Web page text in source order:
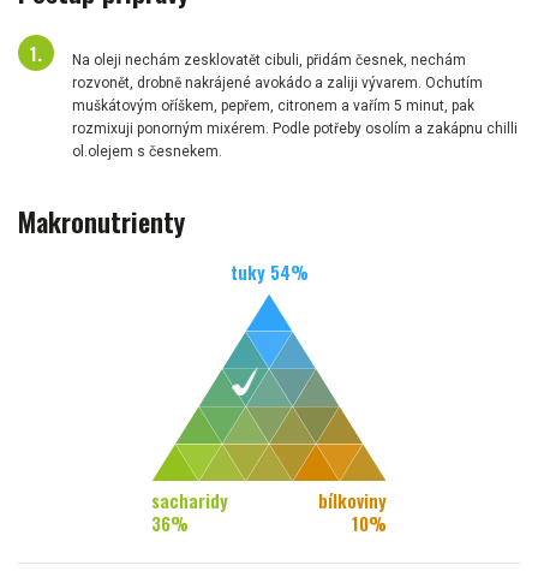
Na oleji nechám zesklovatět cibuli, přidám česnek, nechám
rozvonět, drobně nakrájené avokádo a zaliji vývarem. Ochutím
muškátovým oříškem, pepřem, citronem a vařím 5 minut, pak
rozmixuji ponorným mixérem. Podle potřeby osolím a zakápnu chilli
ol.olejem s česnekem.
Makronutrienty
tuky 54%
sacharidy
36%
bílkoviny
10%